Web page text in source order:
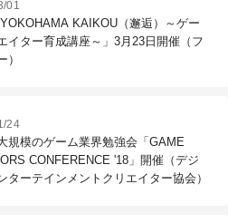
01
YOKOHAMA KAIKOU（邂逅）～ゲー
イター育成講座～」3月23日開催（フ
）
24
規模のゲーム業界勉強会「GAME
CONFERENCE '18」開催（デジ
ターテインメントクリエイター協会）